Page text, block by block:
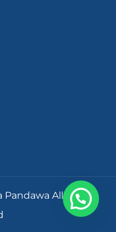
All Rights